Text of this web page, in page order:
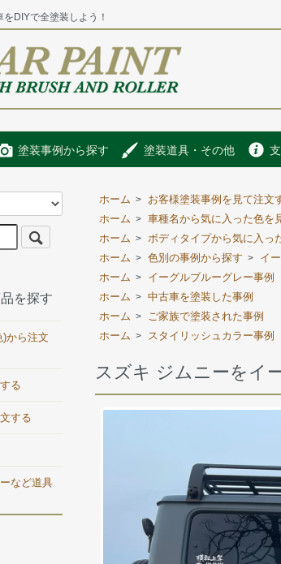
DIYで全塗装しよう！
塗装事例から探す 塗装道具・その他
ホーム > お客様塗装事例を見て注文
ホーム > 車種名から気に入った色を
ホーム > ボディタイプから気に入っ
ホーム > 色別の事例から探す >
イ
ホーム >
イーグルブルーグレー事例
ホーム > 中古車を塗装した事例
ホーム >
ご家族で塗装された事例
ホーム > スタイリッシュカラー事例
スズキ ジムニーをイ
を探す
)から注文
る
する
など道具